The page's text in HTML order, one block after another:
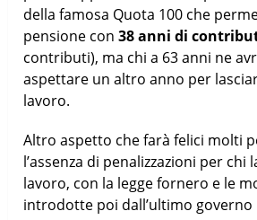
della famosa Quota 100 che
pensione con38 anni di
contributi), ma chi a 63 anni ne
aspettare un altro anno per
lavoro.
Altro aspetto che farà felici molti
l’assenza di penalizzazioni per chi
lavoro, con la legge fornero e le
introdotte poi dall’ultimo governo